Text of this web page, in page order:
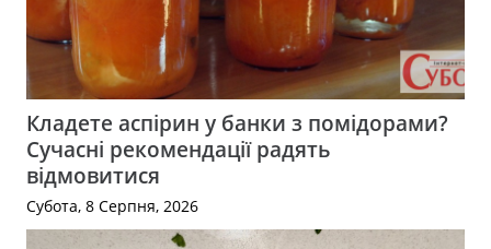
Кладете аспірин у банки з помідорами?
Сучасні рекомендації радять
відмовитися
Субота, 8 Серпня, 2026